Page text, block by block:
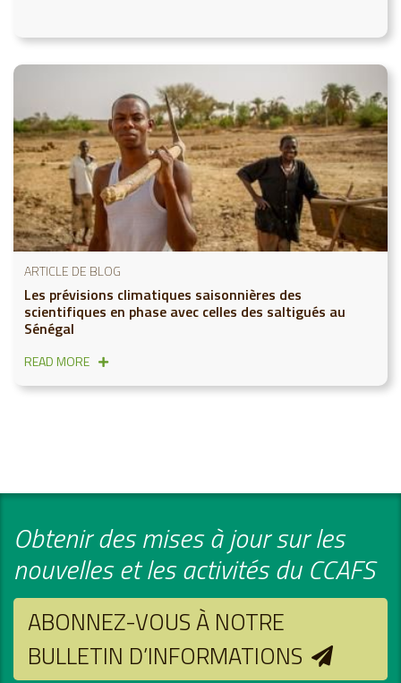
ARTICLE DE BLOG
Les prévisions climatiques saisonnières des
scientifiques en phase avec celles des saltigués au
Sénégal
READ MORE
Obtenir des mises à jour sur les
nouvelles et les activités du CCAFS
ABONNEZ-VOUS À NOTRE
BULLETIN D’INFORMATIONS